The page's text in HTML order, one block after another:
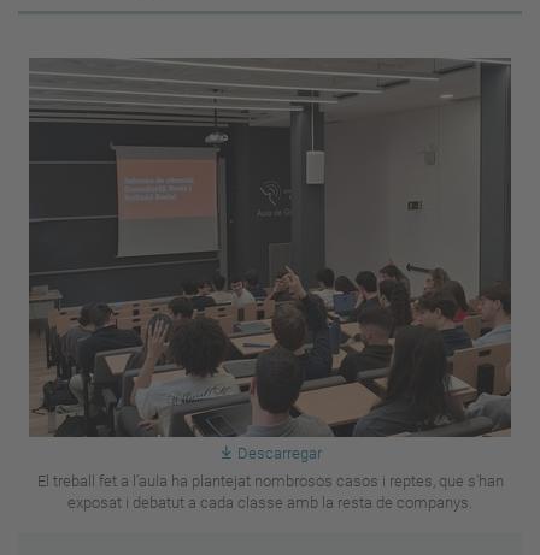
Descarregar
El treball fet a l’aula ha plantejat nombrosos casos i reptes, que s'han
exposat i debatut a cada classe amb la resta de companys.